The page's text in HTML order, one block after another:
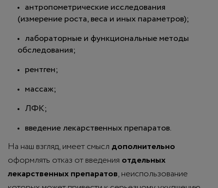
антропометрические исследования
(измерение роста, веса и иных параметров);
лабораторные и функциональные методы
обследования;
рентген;
массаж;
ЛФК;
введение лекарственных препаратов.
На наш взгляд, имеет смысл дополнительно
оформлять отказ от введения отдельных
лекарственных препаратов, неиспользование